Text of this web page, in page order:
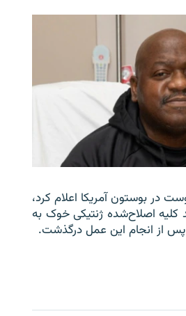
در بوستون آمریکا اعلام کرد،
کلیه اصلاح‌شده ژنتیکی خوک به
پس از انجام این عمل درگذشت.